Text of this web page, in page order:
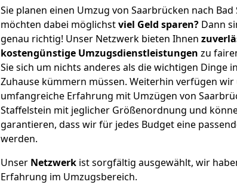
Sie planen einen Umzug von Saarbrücken nach
möchten dabei möglichstviel Geld sparen? Dann
genau richtig! Unser Netzwerk bieten Ihnen
kostengünstige Umzugsdienstleistungen zu
Sie sich um nichts anderes als die wichtigen Dinge
Zuhause kümmern müssen. Weiterhin verfügen wir
umfangreiche Erfahrung mit Umzügen von
Staffelstein mit jeglicher Größenordnung und
garantieren, dass wir für jedes Budget eine
werden.
Unser Netzwerk ist sorgfältig ausgewählt, wir
Erfahrung im Umzugsbereich.